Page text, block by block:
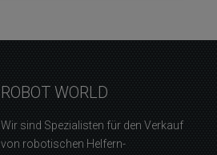
ROBOT WORLD
Wir sind Spezialisten für den Verkauf
von robotischen Helfern-